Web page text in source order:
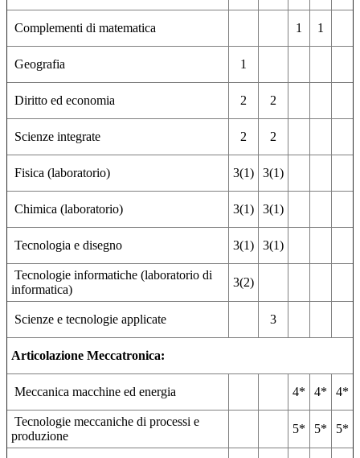
Complementi di matematica 1 1
Geografia 1
Diritto ed economia 2 2
Scienze integrate 2 2
Fisica (laboratorio) 3(1) 3(1)
Chimica (laboratorio) 3(1) 3(1)
Tecnologia e disegno 3(1) 3(1)
Tecnologie informatiche (laboratorio di
informatica)
3(2)
Scienze e tecnologie applicate 3
Articolazione Meccatronica:
Meccanica macchine ed energia 4* 4* 4*
Tecnologie meccaniche di processi e
produzione
5* 5* 5*